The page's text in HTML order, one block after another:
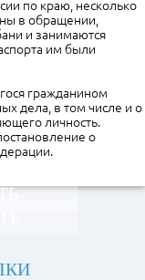
по краю, несколько
в обращении,
и занимаются
им были
гражданином
дела, в том числе и о
личность.
о